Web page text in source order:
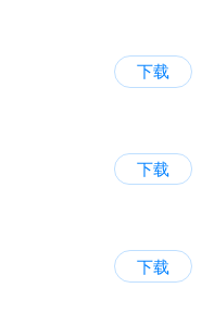
下载
下载
下载